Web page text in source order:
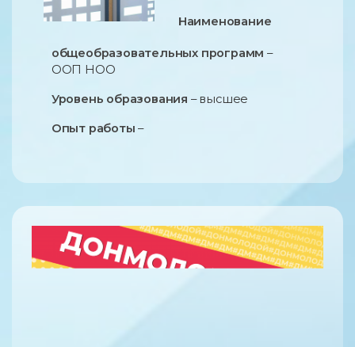
Наименование
общеобразовательных программ –
ООП НОО
Уровень образования – высшее
Опыт работы –